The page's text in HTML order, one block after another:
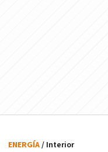
ENERGÍA/ Interior